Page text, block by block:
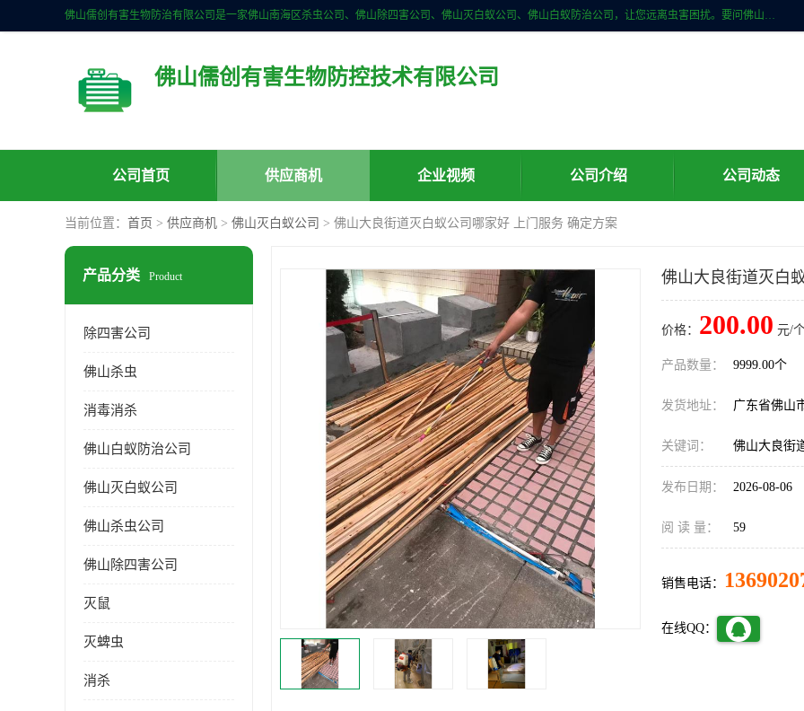
佛山儒创有害生物防治有限公司是一家佛山南海区杀虫公司、佛山除四害公司、佛山灭白蚁公司、佛山白蚁防治公司，让您远离虫害困扰。要问佛山白蚁防治哪家好？佛山儒创有害生物防治有限公司全佛山、广州，正规公司，上门勘查，可靠，售后有保障。
佛山儒创有害生物防控技术有限公司
公司首页 供应商机 企业视频 公司介绍 公司动态
当前位置： 首页 > 供应商机 > 佛山灭白蚁公司 > 佛山大良街道灭白蚁公司哪家好 上门服务 确定方案
产品分类 Product
除四害公司
佛山杀虫
消毒消杀
佛山白蚁防治公司
佛山灭白蚁公司
佛山杀虫公司
佛山除四害公司
灭鼠
灭蜱虫
消杀
佛山大良街道灭白
价格： 200.00 元/
产品数量： 9999.00个
发货地址： 广东省佛山
关键词： 佛山大良街
发布日期： 2026-08-06
阅 读 量： 59
销售电话：
在线QQ：